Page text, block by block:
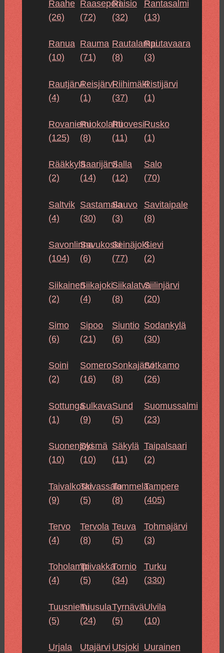
Raahe
(26)
Raasepori
(72)
Raisio
(32)
Rantasalmi
(13)
Ranua
(10)
Rauma
(71)
Rautalampi
(8)
Rautavaara
(3)
Rautjärvi
(4)
Reisjärvi
(1)
Riihimäki
(37)
Ristijärvi
(1)
Rovaniemi
(125)
Ruokolahti
(8)
Ruovesi
(11)
Rusko
(1)
Rääkkylä
(2)
Saarijärvi
(14)
Salla
(12)
Salo
(70)
Saltvik
(4)
Sastamala
(30)
Sauvo
(3)
Savitaipale
(8)
Savonlinna
(104)
Savukoski
(6)
Seinäjoki
(77)
Sievi
(2)
Siikainen
(2)
Siikajoki
(4)
Siikalatva
(8)
Siilinjärvi
(20)
Simo
(6)
Sipoo
(21)
Siuntio
(6)
Sodankylä
(30)
Soini
(2)
Somero
(16)
Sonkajärvi
(8)
Sotkamo
(26)
Sottunga
(1)
Sulkava
(9)
Sund
(5)
Suomussalmi
(23)
Suonenjoki
(10)
Sysmä
(10)
Säkylä
(11)
Taipalsaari
(2)
Taivalkoski
(9)
Taivassalo
(5)
Tammela
(8)
Tampere
(405)
Tervo
(4)
Tervola
(8)
Teuva
(5)
Tohmajärvi
(3)
Toholampi
(4)
Toivakka
(5)
Tornio
(34)
Turku
(330)
Tuusniemi
(5)
Tuusula
(24)
Tyrnävä
(5)
Ulvila
(10)
Urjala
Utajärvi Utsjoki Uurainen